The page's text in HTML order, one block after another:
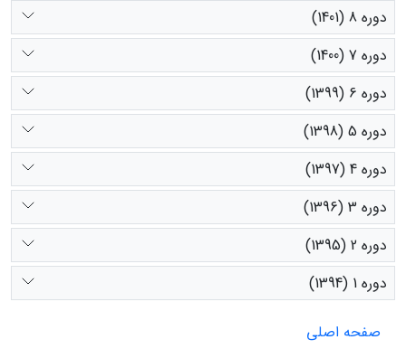
دوره 8 (1401)
دوره 7 (1400)
دوره 6 (1399)
دوره 5 (1398)
دوره 4 (1397)
دوره 3 (1396)
دوره 2 (1395)
دوره 1 (1394)
صفحه اصلی